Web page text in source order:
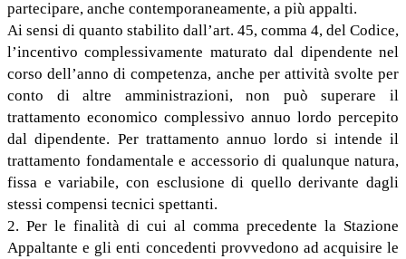
partecipare, anche contemporaneamente, a più appalti.
Ai sensi di quanto stabilito dall’art. 45, comma 4, del Codice,
l’incentivo complessivamente maturato dal dipendente nel
corso dell’anno di competenza, anche per attività svolte per
conto di altre amministrazioni, non può superare il
trattamento economico complessivo annuo lordo percepito
dal dipendente. Per trattamento annuo lordo si intende il
trattamento fondamentale e accessorio di qualunque natura,
fissa e variabile, con esclusione di quello derivante dagli
stessi compensi tecnici spettanti.
2. Per le finalità di cui al comma precedente la Stazione
Appaltante e gli enti concedenti provvedono ad acquisire le